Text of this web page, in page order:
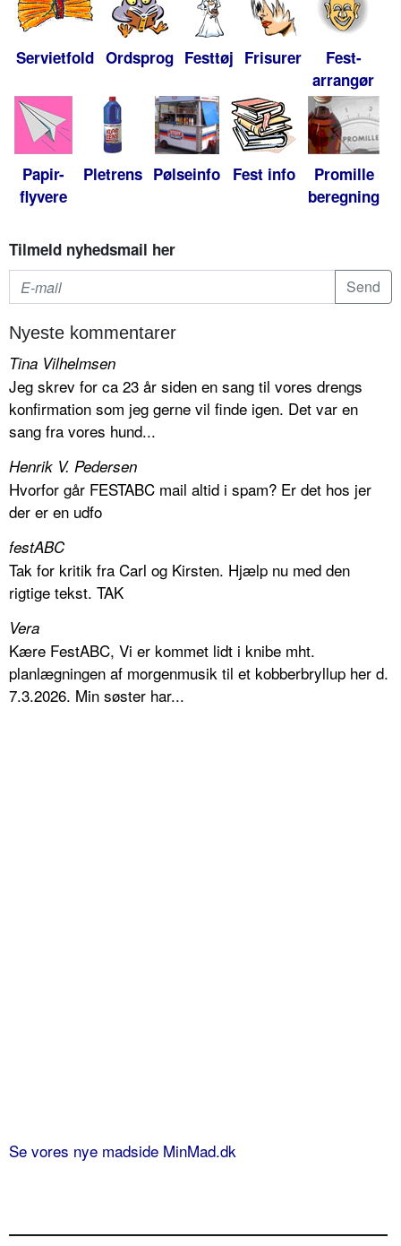
Servietfold Ordsprog Festtøj Frisurer
Fest-
arrangør
Papir-
flyvere
Pletrens Pølseinfo Fest info
Promille
beregning
Tilmeld nyhedsmail her
Nyeste kommentarer
Tina Vilhelmsen
Jeg skrev for ca 23 år siden en sang til vores drengs
konfirmation som jeg gerne vil finde igen. Det var en
sang fra vores hund...
Henrik V. Pedersen
Hvorfor går FESTABC mail altid i spam? Er det hos jer
der er en udfo
festABC
Tak for kritik fra Carl og Kirsten. Hjælp nu med den
rigtige tekst. TAK
Vera
Kære FestABC, Vi er kommet lidt i knibe mht.
planlægningen af morgenmusik til et kobberbryllup her d.
7.3.2026. Min søster har...
Se vores nye madside MinMad.dk